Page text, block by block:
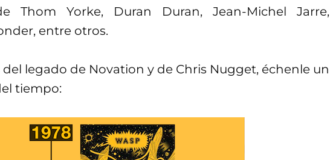
Thom Yorke, Duran Duran, Jean-Michel Jarre,
entre otros.
legado de Novation y de Chris Nugget, échenle un
tiempo: